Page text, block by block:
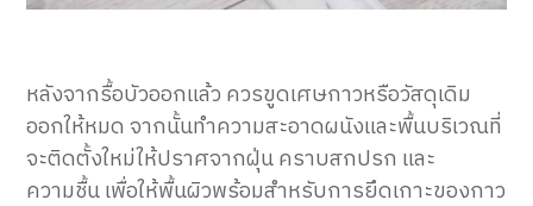
หลังจากรื้อบัวออกแล้ว ควรขูดเศษกาวหรือวัสดุเดิม
ออกให้หมด จากนั้นทำความสะอาดผนังและพื้นบริเวณที่
จะติดตั้งใหม่ให้ปราศจากฝุ่น คราบสกปรก และ
ความชื้น เพื่อให้พื้นผิวพร้อมสำหรับการยึดเกาะของกาว